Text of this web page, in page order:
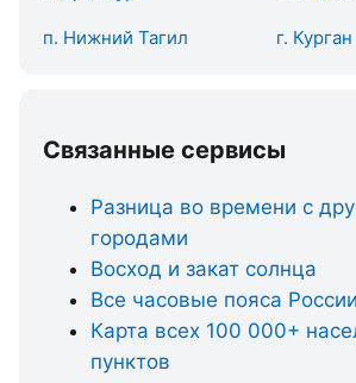
п. Нижний Тагил г. Курган
Связанные сервисы
Разница во времени с
городами
Восход и закат солнца
Все часовые пояса России
Карта всех 100 000+
пунктов